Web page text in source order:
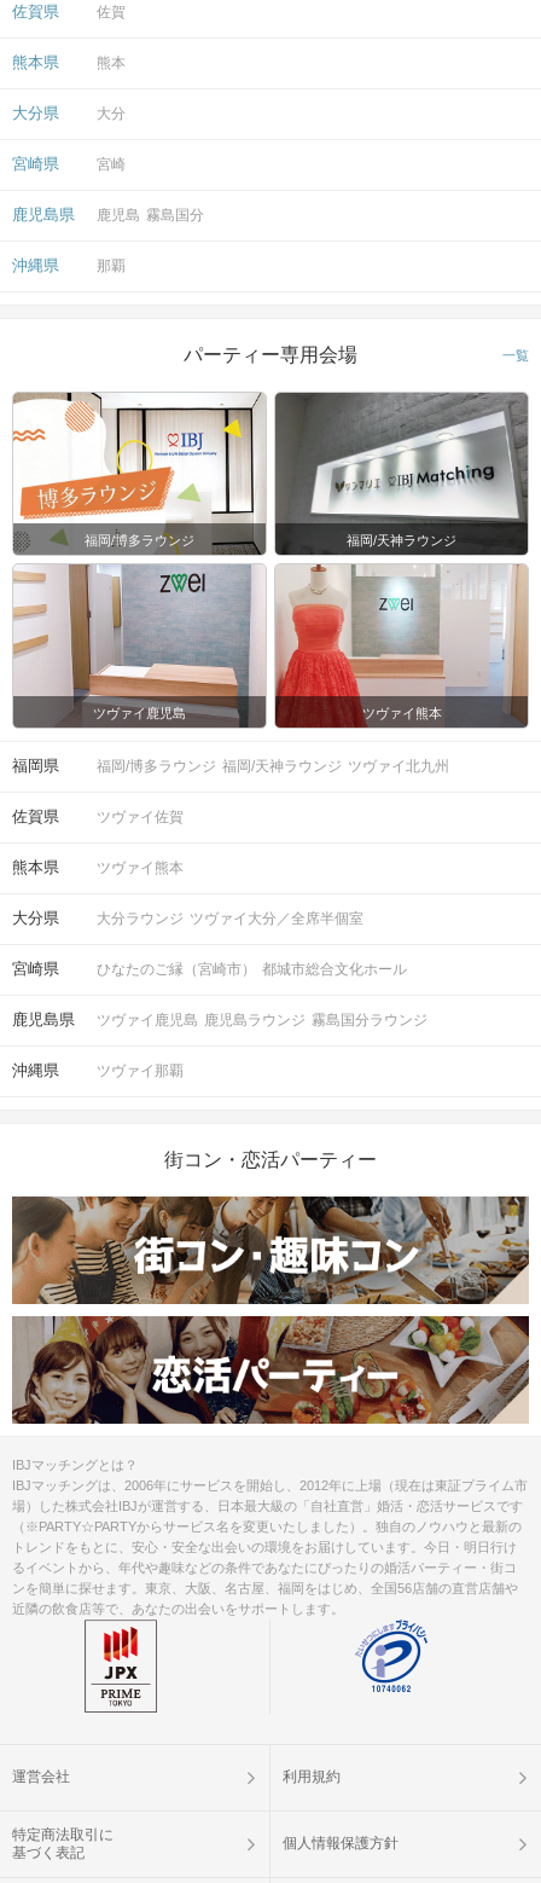
佐賀県 佐賀
熊本県 熊本
大分県 大分
宮崎県 宮崎
鹿児島県 鹿児島 霧島国分
沖縄県 那覇
パーティー専用会場 一覧
福岡/博多ラウンジ 福岡/天神ラウンジ
ツヴァイ鹿児島 ツヴァイ熊本
福岡県 福岡/博多ラウンジ 福岡/天神ラウンジ ツヴァイ北九州
佐賀県 ツヴァイ佐賀
熊本県 ツヴァイ熊本
大分県 大分ラウンジ ツヴァイ大分／全席半個室
宮崎県 ひなたのご縁（宮崎市） 都城市総合文化ホール
鹿児島県 ツヴァイ鹿児島 鹿児島ラウンジ 霧島国分ラウンジ
沖縄県 ツヴァイ那覇
街コン・恋活パーティー
IBJマッチングとは？
IBJマッチングは、2006年にサービスを開始し、2012年に上場（現在は東証プライム市
場）した株式会社IBJが運営する、日本最大級の「自社直営」婚活・恋活サービスです
（※PARTY☆PARTYからサービス名を変更いたしました）。独自のノウハウと最新の
トレンドをもとに、安心・安全な出会いの環境をお届けしています。今日・明日行け
るイベントから、年代や趣味などの条件であなたにぴったりの婚活パーティー・街コ
ンを簡単に探せます。東京、大阪、名古屋、福岡をはじめ、全国56店舗の直営店舗や
近隣の飲食店等で、あなたの出会いをサポートします。
運営会社 利用規約
特定商法取引に
基づく表記
個人情報保護方針